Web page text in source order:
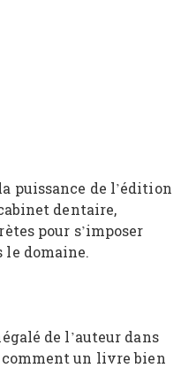
puissance de l’édition
dentaire,
pour s’imposer
le domaine.
de l’auteur dans
un livre bien